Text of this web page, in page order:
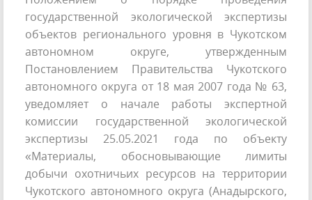
государственной экологической экспертизы
объектов регионального уровня в Чукотском
автономном округе, утвержденным
Постановлением Правительства Чукотского
автономного округа от 18 мая 2007 года № 63,
уведомляет о начале работы экспертной
комиссии государственной экологической
экспертизы 25.05.2021 года по объекту
«Материалы, обосновывающие лимиты
добычи охотничьих ресурсов на территории
Чукотского автономного округа (Анадырского,